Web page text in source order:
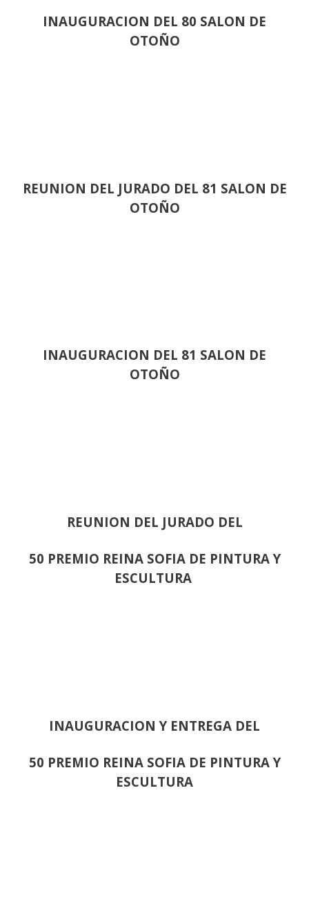
INAUGURACION DEL 80 SALON DE
OTOÑO
REUNION DEL JURADO DEL 81 SALON DE
OTOÑO
INAUGURACION DEL 81 SALON DE
OTOÑO
REUNION DEL JURADO DEL
50 PREMIO REINA SOFIA DE PINTURA Y
ESCULTURA
INAUGURACION Y ENTREGA DEL
50 PREMIO REINA SOFIA DE PINTURA Y
ESCULTURA